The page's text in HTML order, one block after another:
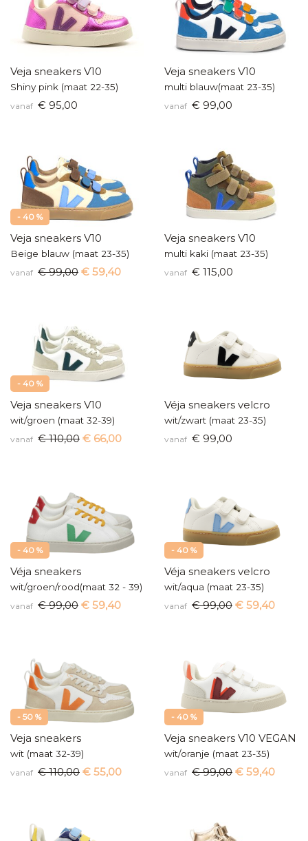
Veja sneakers V10
Shiny pink (maat 22-35)
vanaf € 95,00
Veja sneakers V10
multi blauw(maat 23-35)
vanaf € 99,00
- 40 %
Veja sneakers V10
Beige blauw (maat 23-35)
vanaf € 99,00 € 59,40
Veja sneakers V10
multi kaki (maat 23-35)
vanaf € 115,00
- 40 %
Veja sneakers V10
wit/groen (maat 32-39)
vanaf € 110,00 € 66,00
Véja sneakers velcro
wit/zwart (maat 23-35)
vanaf € 99,00
- 40 %
Véja sneakers
wit/groen/rood(maat 32 - 39)
vanaf € 99,00 € 59,40
- 40 %
Véja sneakers velcro
wit/aqua (maat 23-35)
vanaf € 99,00 € 59,40
- 50 %
Veja sneakers
wit (maat 32-39)
vanaf € 110,00 € 55,00
- 40 %
Veja sneakers V10 VEGAN
wit/oranje (maat 23-35)
vanaf € 99,00 € 59,40